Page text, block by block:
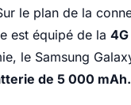
le plan de la
est équipé de la
le Samsung
de 5 000 mAh.